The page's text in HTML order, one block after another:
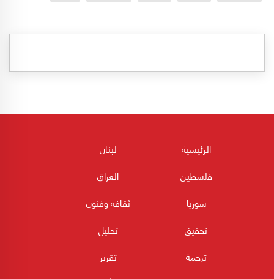
الرئيسية
لبنان
فلسطين
العراق
سوريا
ثقافه وفنون
تحقيق
تحليل
ترجمة
تقرير